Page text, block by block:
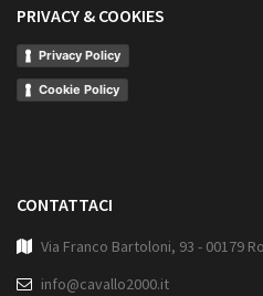
PRIVACY & COOKIES
Privacy Policy
Cookie Policy
CONTATTACI
Via Franco Bartoloni, 93 - 00179
info@cavallo2000.it